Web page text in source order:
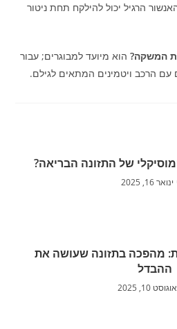
הרגיל יכול להילקח תחת ניטור
המשקה? הוא מיועד למבוגרים; עבור
עם הרכב ויטמינים המתאים לגילם.
של התזונה הבריאה?
ינואר 16, 2025
מהפכה בתזונה שעושה את
ההבדל
אוגוסט 10, 2025